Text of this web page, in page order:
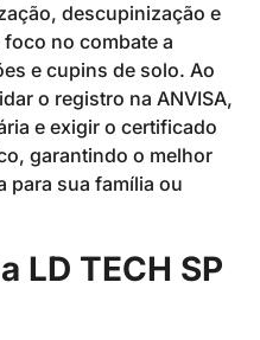
descupinização e
no combate a
e cupins de solo. Ao
o registro na ANVISA,
e exigir o certificado
garantindo o melhor
para sua família ou
LD TECH SP